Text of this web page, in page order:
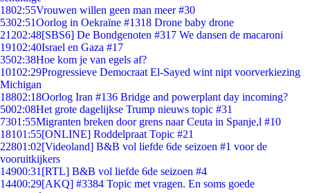
1802:55Vrouwen willen geen man meer #30
5302:51Oorlog in Oekraïne #1318 Drone baby drone
21202:48[SBS6] De Bondgenoten #317 We dansen de macaroni
19102:40Israel en Gaza #17
3502:38Hoe kom je van egels af?
10102:29Progressieve Democraat El-Sayed wint nipt voorverkiezing
Michigan
18802:18Oorlog Iran #136 Bridge and powerplant day incoming?
5002:08Het grote dagelijkse Trump nieuws topic #31
7301:55Migranten breken door grens naar Ceuta in Spanje,l #10
18101:55[ONLINE] Roddelpraat Topic #21
22801:02[Videoland] B&B vol liefde 6de seizoen #1 voor de
vooruitkijkers
14900:31 [RTL] B&B vol liefde 6de seizoen #4
14400:29[AKQ] #3384 Topic met vragen. En soms goede